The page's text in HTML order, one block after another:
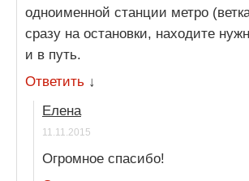
одноименной станции метро
сразу на остановки, находите
и в путь.
Ответить ↓
Елена
11.11.2015
Огромное спасибо!